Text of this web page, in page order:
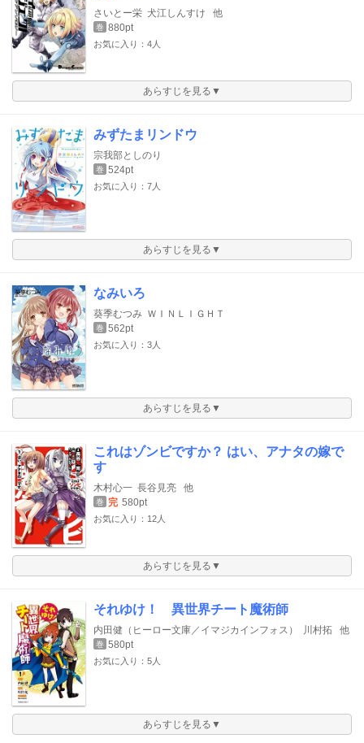
さいとー栄 犬江しんすけ 他
巻 880pt
お気に入り：4人
あらすじを見る▼
みずたまリンドウ
宗我部としのり
巻 524pt
お気に入り：7人
あらすじを見る▼
なみいろ
葵季むつみ ＷＩＮＬＩＧＨＴ
巻 562pt
お気に入り：3人
あらすじを見る▼
これはゾンビですか？ はい、アナタの嫁で
す
木村心一 長谷見亮 他
巻 完 580pt
お気に入り：12人
あらすじを見る▼
それゆけ！ 異世界チート魔術師
内田健（ヒーロー文庫／イマジカインフォス） 川村拓 他
巻 580pt
お気に入り：5人
あらすじを見る▼